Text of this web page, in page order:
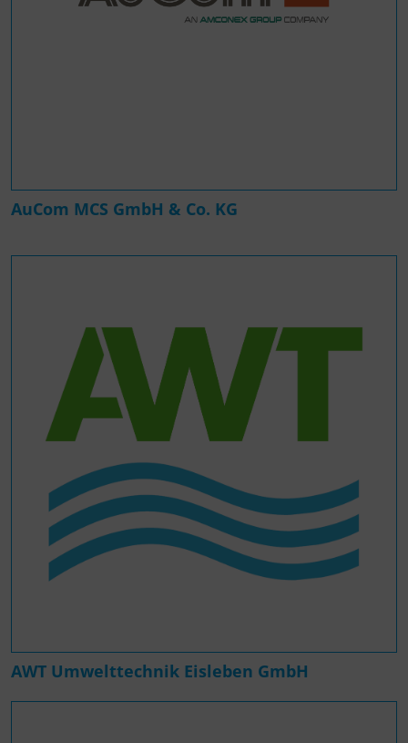
AuCom MCS GmbH & Co. KG
AWT Umwelttechnik Eisleben GmbH